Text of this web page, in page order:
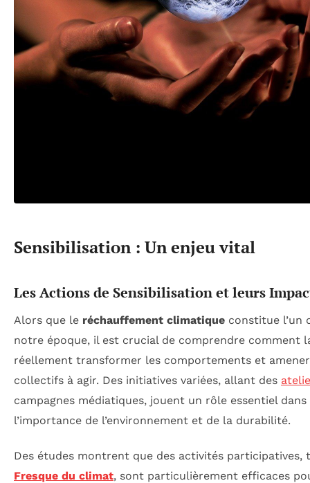
Sensibilisation : Un enjeu vital
Les Actions de Sensibilisation et leurs
Alors que le réchauffement climatique constitue l’un
notre époque, il est crucial de comprendre comment
réellement transformer les comportements et
collectifs à agir. Des initiatives variées, allant des
campagnes médiatiques, jouent un rôle essentiel dans
l’importance de l’environnement et de la durabilité.
Des études montrent que des activités participatives,
Fresque du climat, sont particulièrement efficaces